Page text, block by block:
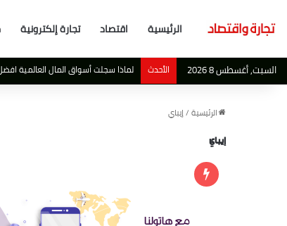
الرئيسية اقتصاد تجارة إلكترونية
السبت, أغسطس 8 2026 الأحدث لماذا سجلت أسواق المال العالمية افضل اداء لها منذ عام 2019
الرئيسية /إيباي
إيباي